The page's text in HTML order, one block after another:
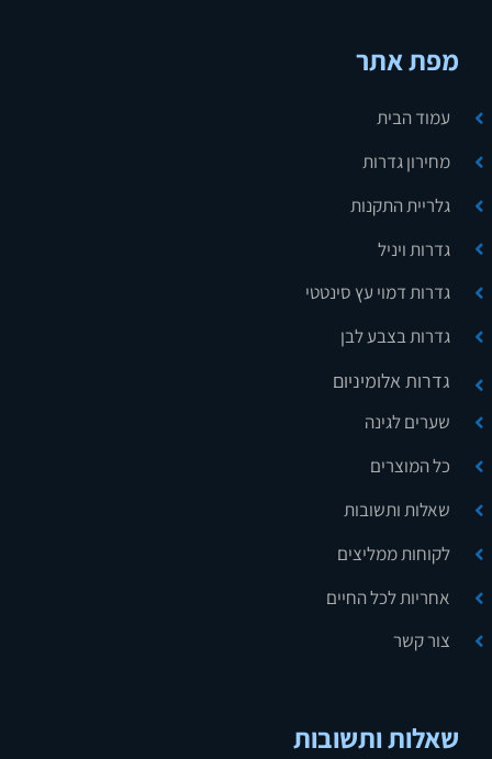
מפת אתר
עמוד הבית
מחירון גדרות
גלריית התקנות
גדרות ויניל
גדרות דמוי עץ סינטטי
גדרות בצבע לבן
גדרות אלומיניום
שערים לגינה
כל המוצרים
שאלות ותשובות
לקוחות ממליצים
אחריות לכל החיים
צור קשר
שאלות ותשובות